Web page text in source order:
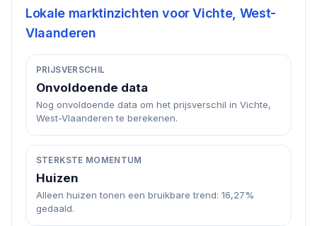
Lokale marktinzichten voorVichte, West-
Vlaanderen
PRIJSVERSCHIL
Onvoldoende data
Nog onvoldoende data om het prijsverschil in Vichte,
West-Vlaanderen te berekenen.
STERKSTE MOMENTUM
Huizen
Alleen huizen tonen een bruikbare trend: 16,27%
gedaald.